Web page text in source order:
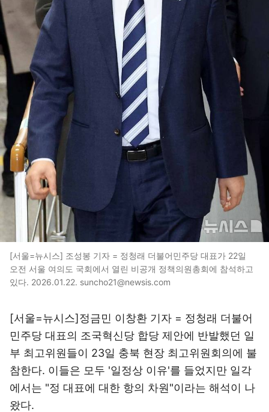
[서울=뉴시스] 조성봉 기자 = 정청래 더불어민주당 대표가 22일
오전 서울 여의도 국회에서 열린 비공개 정책의원총회에 참석하고
있다. 2026.01.22. suncho21@newsis.com
[서울=뉴시스]정금민 이창환 기자 = 정청래 더불어
민주당 대표의 조국혁신당 합당 제안에 반발했던 일
부 최고위원들이 23일 충북 현장 최고위원회의에 불
참한다. 이들은 모두 '일정상 이유'를 들었지만 일각
에서는 "정 대표에 대한 항의 차원"이라는 해석이 나
왔다.